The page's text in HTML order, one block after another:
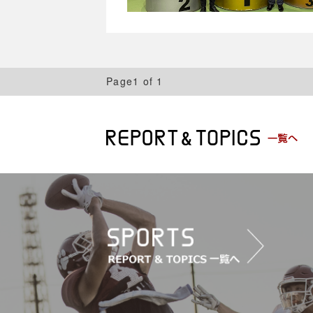
Page1 of 1